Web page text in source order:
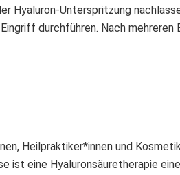
Hyaluron-Unterspritzung
durchführen. Nach
Heilpraktiker*innen und
ist eine Hyaluronsäuretherapie